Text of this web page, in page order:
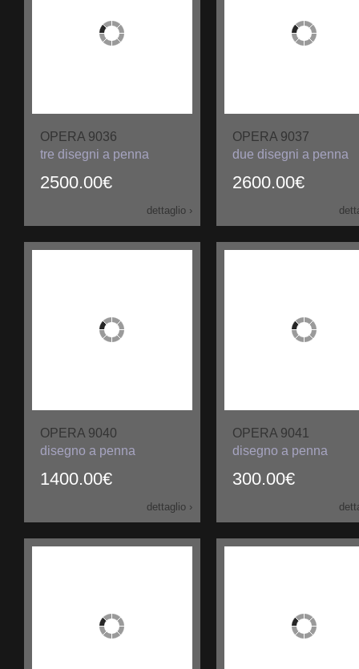
OPERA 9036
2500.00€
tre disegni a penna
dettaglio ›
OPERA 9037
2600.00€
due disegni a penna
OPERA 9040
1400.00€
disegno a penna
dettaglio ›
OPERA 9041
300.00€
disegno a penna